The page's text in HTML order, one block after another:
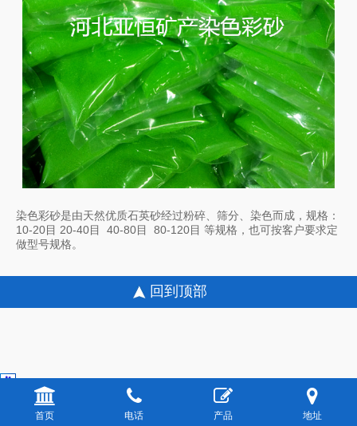
染色彩砂是由天然优质石英砂经过粉碎、筛分、染色而成，规格：
10-20目 20-40目 40-80目 80-120目 等规格，也可按客户要求定
做型号规格。
回到顶部
首页 电话 产品 地址